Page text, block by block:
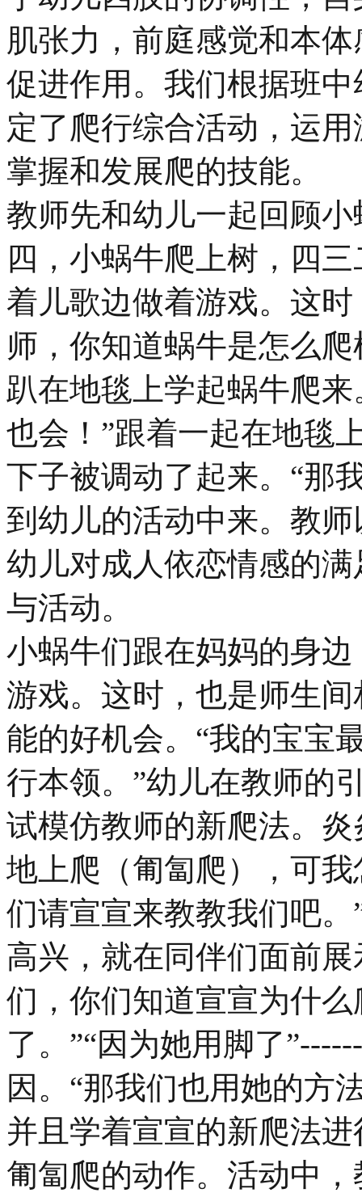
肌张力，前庭感觉和本
促进作用。我们根据班
定了爬行综合活动，运
掌握和发展爬的技能。
教师先和幼儿一起回顾
四，小蜗牛爬上树，四
着儿歌边做着游戏。这
师，你知道蜗牛是怎么
趴在地毯上学起蜗牛爬
也会！”跟着一起在地毯
下子被调动了起来。“那
到幼儿的活动中来。教
幼儿对成人依恋情感的
与活动。
小蜗牛们跟在妈妈的身
游戏。这时，也是师生
能的好机会。“我的宝宝
行本领。”幼儿在教师的
试模仿教师的新爬法。
地上爬（匍匐爬），可
们请宣宣来教教我们吧
高兴，就在同伴们面前
们，你们知道宣宣为什
了。”“因为她用脚了
因。“那我们也用她的方
并且学着宣宣的新爬法
匍匐爬的动作。活动中